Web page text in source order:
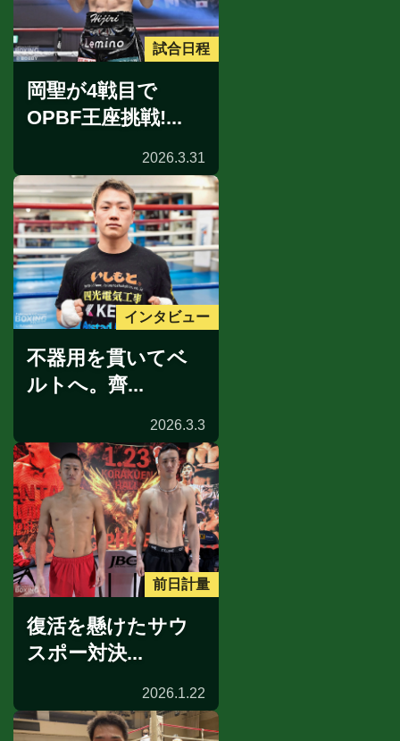
試合日程
岡聖が4戦目で
OPBF王座挑戦!...
2026.3.31
インタビュー
不器用を貫いてベ
ルトへ。齊...
2026.3.3
前日計量
復活を懸けたサウ
スポー対決...
2026.1.22